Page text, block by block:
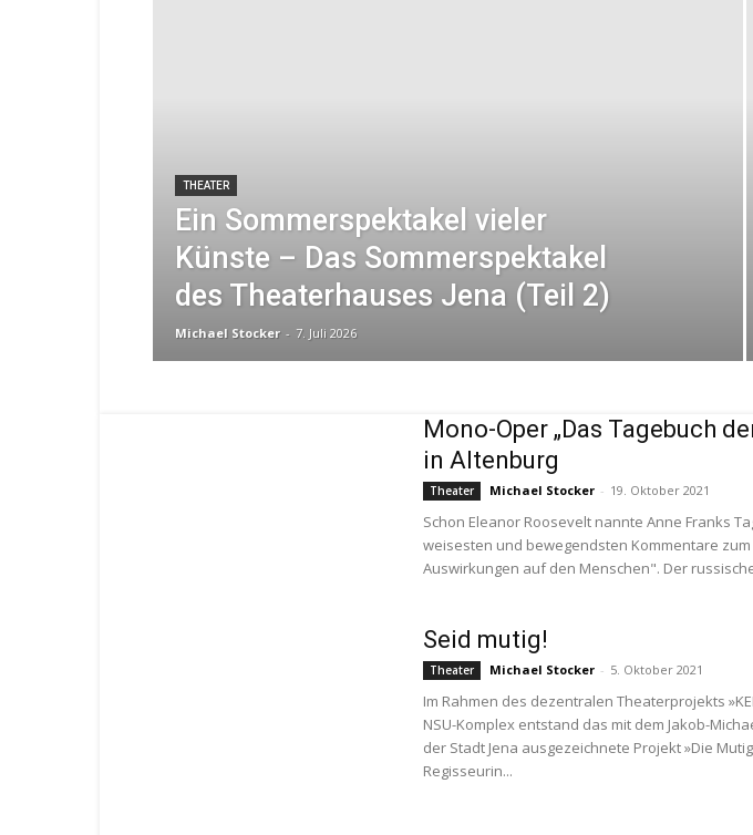
THEATER
Ein Sommerspektakel vieler
Künste – Das Sommerspektakel
des Theaterhauses Jena (Teil 2)
Michael Stocker - 7. Juli 2026
Mono-Oper „Das Tagebuch
in Altenburg
Theater Michael Stocker - 19. Oktober 2021
Schon Eleanor Roosevelt nannte Anne Franks
weisesten und bewegendsten Kommentare
Auswirkungen auf den Menschen". Der
Seid mutig!
Theater Michael Stocker - 5. Oktober 2021
Im Rahmen des dezentralen Theaterprojekts
NSU-Komplex entstand das mit dem Jakob-
der Stadt Jena ausgezeichnete Projekt »Die
Regisseurin...